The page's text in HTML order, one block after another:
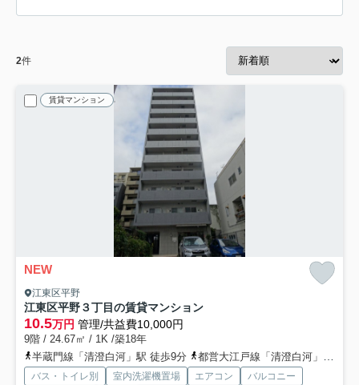
2件
賃貸マンション
NEW
江東区平野
江東区平野３丁目の賃貸マンション
10.5万円 管理/共益費10,000円
9階 / 24.67㎡ / 1K /築18年
半蔵門線「清澄白河」駅 徒歩9分
都営大江戸線「清澄白河」駅 徒歩11分
バス・トイレ別 室内洗濯機置場 エアコン
バルコニー